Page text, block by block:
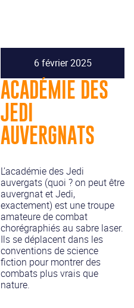
6 février 2025
ACADÉMIE DES
JEDI
AUVERGNATS
L’académie des Jedi
auvergats (quoi ? on peut être
auvergnat et Jedi,
exactement) est une troupe
amateure de combat
chorégraphiés au sabre laser.
Ils se déplacent dans les
conventions de science
fiction pour montrer des
combats plus vrais que
nature.